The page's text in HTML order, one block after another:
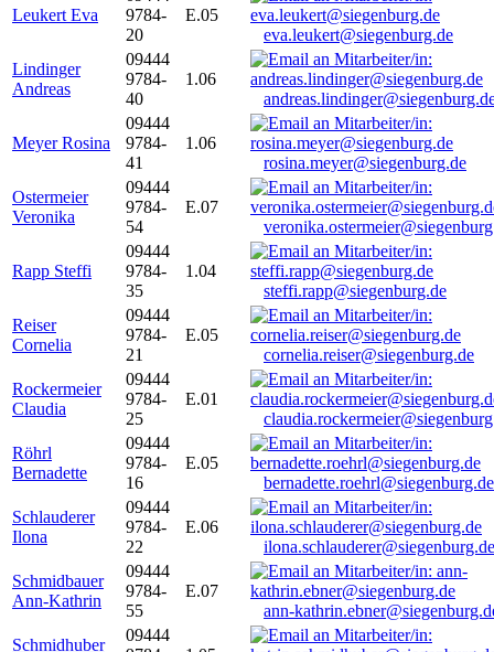
Leukert Eva
9784-
20
E.05
eva.leukert@siegenburg.de
Lindinger
Andreas
09444
9784-
40
1.06
Meyer Rosina
09444
9784-
41
1.06
rosina.meyer@siegenburg.de
Ostermeier
Veronika
09444
9784-
54
E.07
Rapp Steffi
09444
9784-
35
1.04
steffi.rapp@siegenburg.de
Reiser
Cornelia
09444
9784-
21
E.05
cornelia.reiser@siegenburg.de
Rockermeier
Claudia
09444
9784-
25
E.01
Röhrl
Bernadette
09444
9784-
16
E.05
bernadette.roehrl@siegenburg.de
Schlauderer
Ilona
09444
9784-
22
E.06
ilona.schlauderer@siegenburg.de
Schmidbauer
Ann-Kathrin
09444
9784-
55
E.07
ann-
Schmidhuber
09444